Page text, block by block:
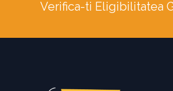
Verifica-ti Eligibilitatea